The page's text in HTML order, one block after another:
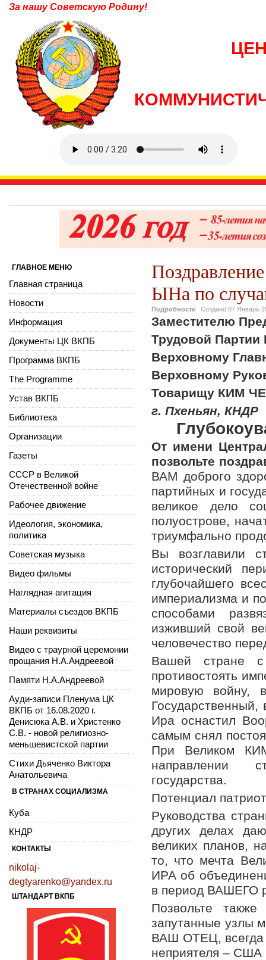
За нашу Советскую Родину!
ЫНа по
Подробности Создано 07 Январь
Заместителю
Трудовой Партии
Верховному
Верховному
Товарищу КИМ
г. Пхеньян, КНДР
От имени
позвольте
ВАМ доброго
партийных и
великое дело
полуострове,
триумфально
Вы возглавили
исторический
глубочайшего
империализма и
способами
изживший свой
человечество
Вашей стране с
противостоять
мировую войну,
Ира оснастил
самым снял
При Великом
направлении
государства.
Потенциал
Руководства
других делах
великих планов,
то, что мечта
ИРА об
в период ВАШЕГО
Позвольте
запутанные узлы
ВАШ ОТЕЦ, всегда
неприятеля –
ГЛАВНОЕ МЕНЮ
Главная страница
Новости
Информация
Документы ЦК ВКПБ
Программа ВКПБ
The Programme
Устав ВКПБ
Библиотека
Организации
Газеты
СССР в Великой
Отечественной войне
Рабочее движение
Идеология, экономика,
политика
Советская музыка
Видео фильмы
Наглядная агитация
Материалы съездов ВКПБ
Наши реквизиты
Видео с траурной церемонии
прощания Н.А.Андреевой
Памяти Н.А.Андреевой
Ауди-записи Пленума ЦК
ВКПБ от 16.08.2020 г.
Денисюка А.В. и Христенко
С.В. - новой религиозно-
меньшевистской партии
Стихи Дьяченко Виктора
Анатольевича
В СТРАНАХ СОЦИАЛИЗМА
Куба
КНДР
КОНТАКТЫ
nikolaj-
degtyarenko@yandex.ru
ШТАНДАРТ ВКПБ